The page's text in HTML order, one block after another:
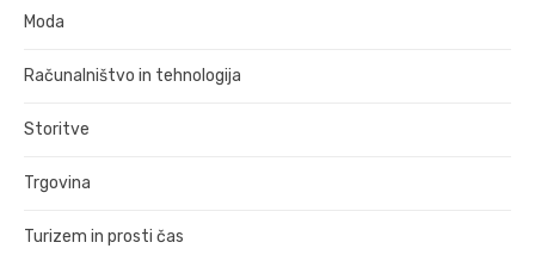
Moda
Računalništvo in tehnologija
Storitve
Trgovina
Turizem in prosti čas